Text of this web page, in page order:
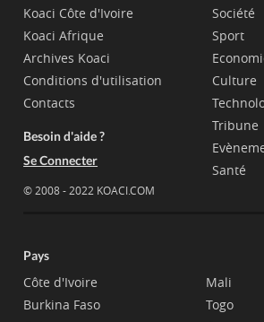
Koaci Côte d'Ivoire
Koaci Afrique
Archives Koaci
Conditions d'utilisation
Contacts
Besoin d'aide ?
Se Connecter
© 2008 - 2022 KOACI.COM
Société
Sport
Culture
Tribune
Santé
Pays
Côte d'Ivoire
Burkina Faso
Mali
Togo